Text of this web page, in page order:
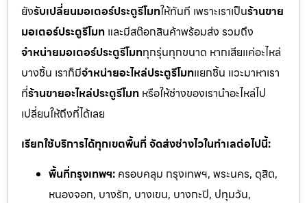
ยังรับเปลี่ยนมอเตอร์ประตูรีโมทให้ทันที เพราะเราเป็นร้านขาย
มอเตอร์ประตูรีโมท และมีสต๊อกสินค้าพร้อมส่ง รวมถึง
จำหน่ายมอเตอร์ประตูรีโมททุกรุ่นทุกขนาด หากเสียแค่อะไหล่
บางชิ้น เราก็มีจำหน่ายอะไหล่ประตูรีโมทแยกชิ้น แวะมาหาเรา
ที่ร้านขายอะไหล่ประตูรีโมท หรือให้ช่างของเรานำอะไหล่ไป
เปลี่ยนให้ถึงที่ได้เลย
เรียกใช้บริการได้ทุกเขตพื้นที่ จัดส่งช่างไวในทำเลต่อไปนี้:
พื้นที่กรุงเทพฯ: ครอบคลุม กรุงเทพฯ, พระนคร, ดุสิต,
หนองจอก, บางรัก, บางเขน, บางกะปิ, ปทุมวัน,